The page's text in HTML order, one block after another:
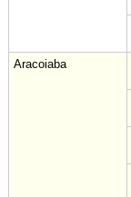
Aracoiaba